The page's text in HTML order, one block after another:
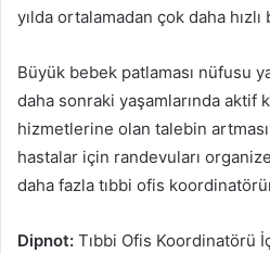
yılda ortalamadan çok daha
Büyük bebek patlaması nüfusu
daha sonraki yaşamlarında aktif
hizmetlerine olan talebin
hastalar için randevuları
daha fazla tıbbi ofis
Dipnot: Tıbbi Ofis Koordinatörü